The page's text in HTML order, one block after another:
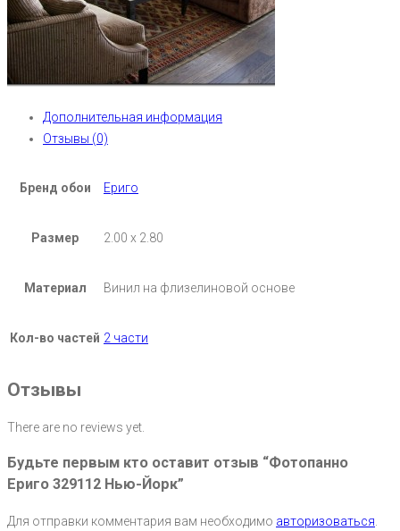
Дополнительная информация
Отзывы (0)
Бренд обои Ериго
Размер 2.00 х 2.80
Материал Винил на флизелиновой основе
Кол-во частей 2 части
Отзывы
There are no reviews yet.
Будьте первым кто оставит отзыв “Фотопанно
Ериго 329112 Нью-Йорк”
Для отправки комментария вам необходимо авторизоваться